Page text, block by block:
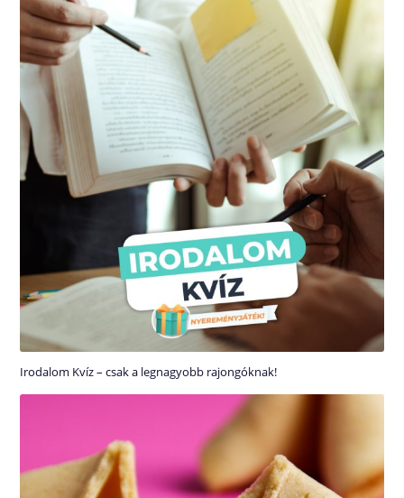
Irodalom Kvíz – csak a legnagyobb rajongóknak!